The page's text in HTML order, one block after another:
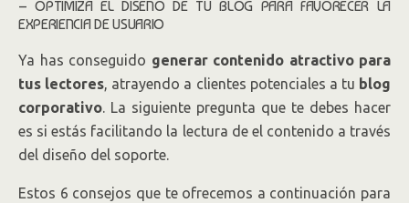
– OPTIMIZA EL DISEÑO DE TU BLOG PARA FAVORECER LA
EXPERIENCIA DE USUARIO
Ya has conseguido generar contenido atractivo para
tus lectores, atrayendo a clientes potenciales a tu blog
corporativo. La siguiente pregunta que te debes hacer
es si estás facilitando la lectura de el contenido a través
del diseño del soporte.
Estos 6 consejos que te ofrecemos a continuación para